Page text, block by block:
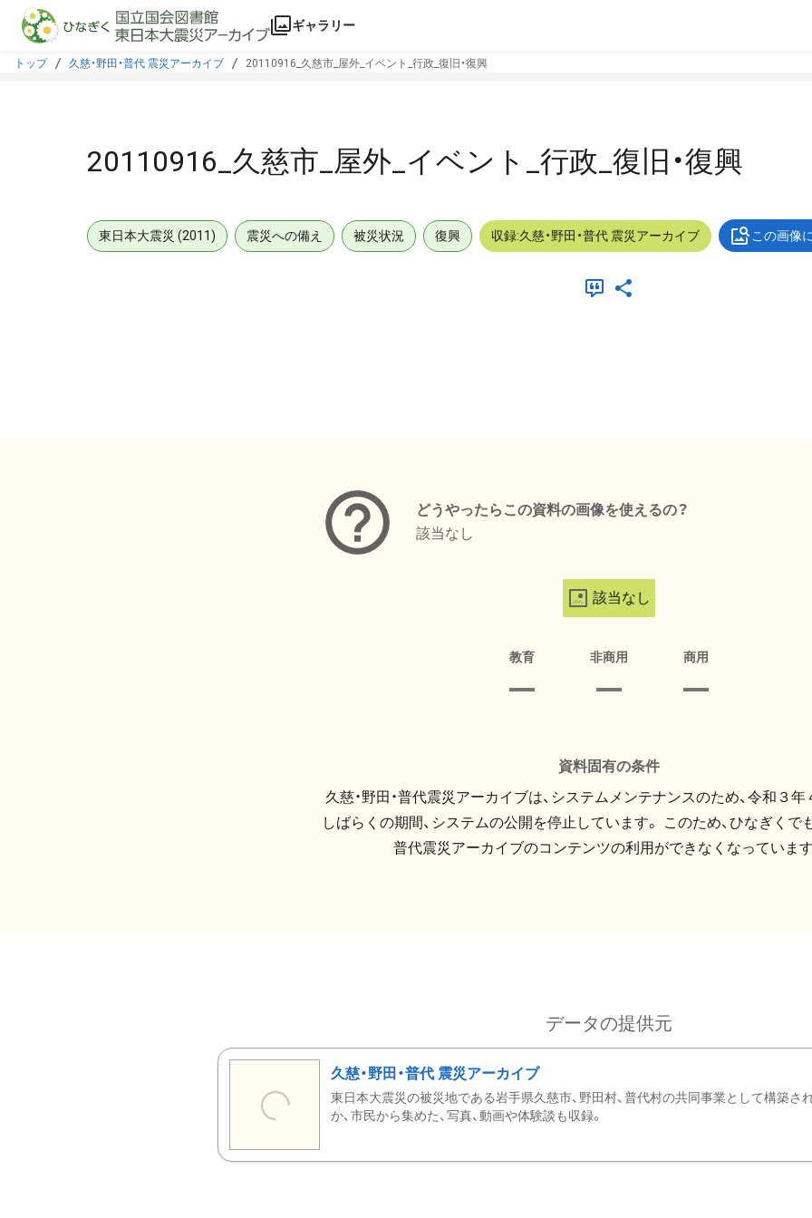
本文に飛ぶ
ギャラリー
トップ 久慈・野田・普代 震災アーカイブ 20110916_久慈市_屋外_イベント_行政_復旧・復興
20110916_久慈市_屋外_イベント_行政_復旧・復興
東日本大震災 (2011) 震災への備え 被災状況 復興 収録:久慈・野田・普代 震災アーカイブ この画像
どうやったらこの資料の画像を使えるの？
該当なし
該当なし
教育 非商用 商用
資料固有の条件
久慈・野田・普代震災アーカイブは、システムメンテナンスのため、令和３
しばらくの期間、システムの公開を停止しています。 このため、ひなぎくでも
普代震災アーカイブのコンテンツの利用ができなくなっています
データの提供元
久慈・野田・普代 震災アーカイブ
東日本大震災の被災地である岩手県久慈市、野田村、普代村の共同事業として構築さ
か、市民から集めた、写真、動画や体験談も収録。